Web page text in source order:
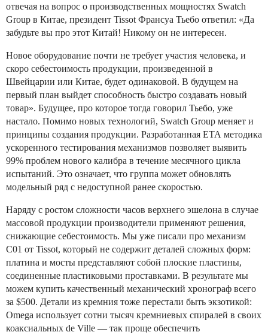
отвечая на вопрос о производственных мощностях Swatch
Group в Китае, президент Tissot Франсуа Тьебо ответил: «Да
забудьте вы про этот Китай! Никому он не интересен.
Новое оборудование почти не требует участия человека, и
скоро себестоимость продукции, произведенной в
Швейцарии или Китае, будет одинаковой. В будущем на
первый план выйдет способность быстро создавать новый
товар». Будущее, про которое тогда говорил Тьебо, уже
настало. Помимо новых технологий, Swatch Group меняет и
принципы создания продукции. Разработанная ЕТА методика
ускоренного тестирования механизмов позволяет выявить
99% проблем нового калибра в течение месячного цикла
испытаний. Это означает, что группа может обновлять
модельный ряд с недоступной ранее скоростью.
Наряду с ростом сложности часов верхнего эшелона в случае
массовой продукции производители применяют решения,
снижающие себестоимость. Мы уже писали про механизм
С01 от Tissot, который не содержит деталей сложных форм:
платина и мосты представляют собой плоские пластины,
соединенные пластиковыми проставками. В результате мы
можем купить качественный механический хронограф всего
за $500. Детали из кремния тоже перестали быть экзотикой:
Omega использует сотни тысяч кремниевых спиралей в своих
коаксиальных de Ville — так проще обеспечить